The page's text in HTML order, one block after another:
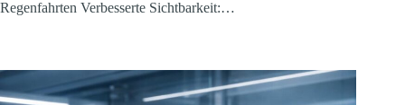
Regenfahrten Verbesserte Sichtbarkeit:…